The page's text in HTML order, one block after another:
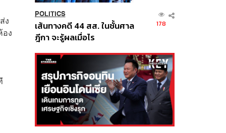
ง
ง
POLITICS
เส้นทางคดี 44 สส. ในชั้นศาล
ฎีกา จะรู้ผลเมื่อไร
178